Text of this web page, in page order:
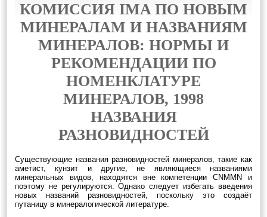
КОМИССИЯ IMA ПО НОВЫМ
МИНЕРАЛАМ И НАЗВАНИЯМ
МИНЕРАЛОВ: НОРМЫ И
РЕКОМЕНДАЦИИ ПО
НОМЕНКЛАТУРЕ
МИНЕРАЛОВ, 1998
НАЗВАНИЯ
РАЗНОВИДНОСТЕЙ
Существующие названия разновидностей минералов, такие как
аметист, кунзит и другие, не являющиеся названиями
минеральных видов, находятся вне компетенции CNMMN и
поэтому не регулируются. Однако следует избегать введения
новых названий разновидностей, поскольку это создаёт
путаницу в минералогической литературе.